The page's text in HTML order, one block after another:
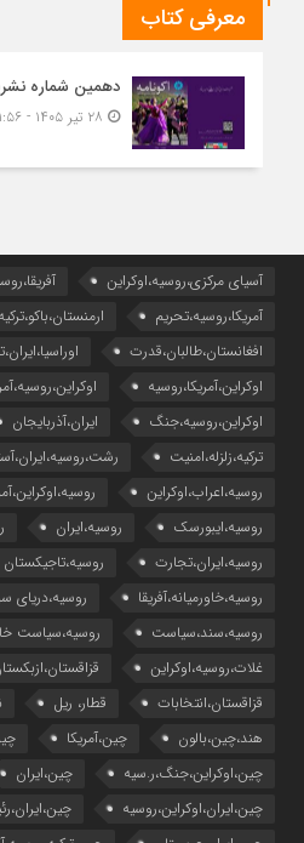
معرفی کتاب
دهمین شماره
آسیای مرکزی،روسیه،اوکراین
آمریکا،روسیه،تحریم
افغانستان،طالبان،قدرت
اوکراین،آمریکا،روسیه
اوکراین،روسیه،جنگ
ایران،آذربایجان
ترکیه،زلزله،امنیت
روسیه،اعراب،اوکراین
روسیه،ایبورسک
روسیه،ایران
روسیه،ایران،تجارت
روسیه،تاجیکستان
روسیه،خاورمیانه،آفریقا
روسیه،دریای
روسیه،سند،سیاست
روسیه،سیاست
غلات،روسیه،اوکراین
قزاقستان،انتخابات
قطار، ریل
هند،چین،بالون
چین،آمریکا
چین،اوکراین،جنگ،ر.سیه
چین،ایران
چین،ایران،اوکراین،روسیه